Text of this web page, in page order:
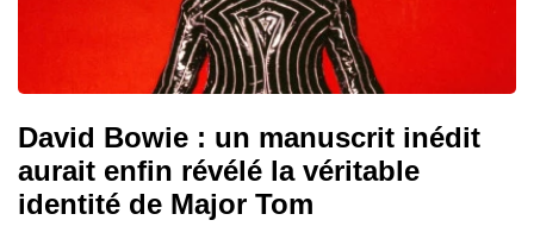
David Bowie : un manuscrit inédit
aurait enfin révélé la véritable
identité de Major Tom